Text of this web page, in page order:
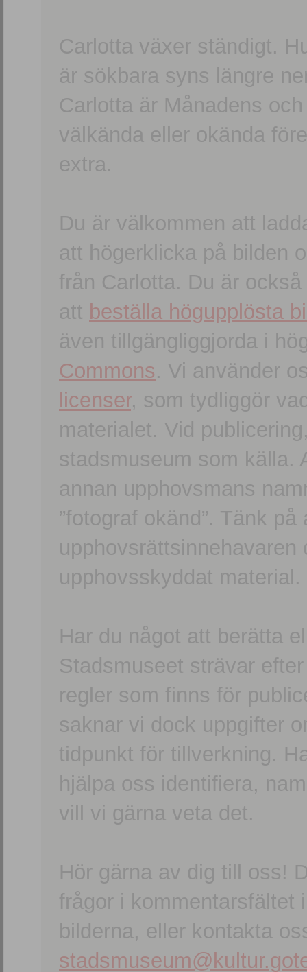
Carlotta växer ständigt.
är sökbara syns längre
Carlotta är Månadens
välkända eller okända
extra.
Du är välkommen att
att högerklicka på bilden
från Carlotta. Du är
att beställa högupplösta
även tillgängliggjorda i
Commons. Vi använder
licenser, som tydliggör
materialet. Vid
stadsmuseum som källa.
annan upphovsmans
”fotograf okänd”. Tänk
upphovsskyddat material.
Har du något att berätta
Stadsmuseet strävar
regler som finns för
saknar vi dock uppgifter
tidpunkt för tillverkning.
hjälpa oss identifiera,
vill vi gärna veta det.
Hör gärna av dig till oss!
frågor i kommentarsfältet
bilderna, eller kontakta